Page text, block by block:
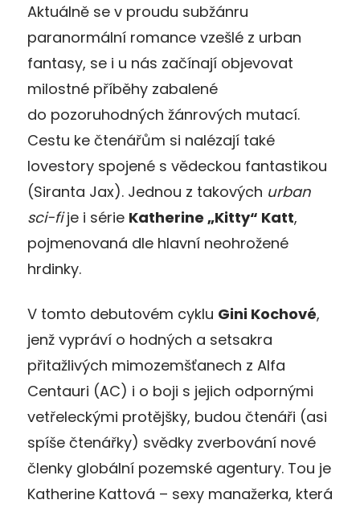
Aktuálně se v proudu subžánru
paranormální romance vzešlé z urban
fantasy, se i u nás začínají objevovat
milostné příběhy zabalené
do pozoruhodných žánrových mutací.
Cestu ke čtenářům si nalézají také
lovestory spojené s vědeckou fantastikou
(Siranta Jax). Jednou z takových urban
sci-fije i série Katherine „Kitty“ Katt,
pojmenovaná dle hlavní neohrožené
hrdinky.
V tomto debutovém cyklu Gini Kochové,
jenž vypráví o hodných a setsakra
přitažlivých mimozemšťanech z Alfa
Centauri (AC) i o boji s jejich odpornými
vetřeleckými protějšky, budou čtenáři (asi
spíše čtenářky) svědky zverbování nové
členky globální pozemské agentury. Tou je
Katherine Kattová – sexy manažerka, která